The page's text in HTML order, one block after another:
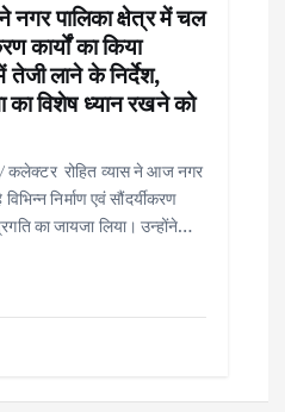
नगर पालिका क्षेत्र में चल
कार्यों का किया
में तेजी लाने के निर्देश,
का विशेष ध्यान रखने को
रोहित व्यास ने आज नगर
निर्माण एवं सौंदर्यीकरण
का जायजा लिया। उन्होंने…